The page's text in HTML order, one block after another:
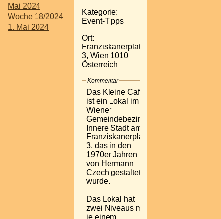
Mai 2024
Woche 18/2024
1. Mai 2024
Kategorie:
Event-Tipps
Ort:
Franziskanerplatz
3, Wien 1010
Österreich
Kommentar
Das Kleine Café
ist ein Lokal im 1.
Wiener
Gemeindebezirk
Innere Stadt am
Franziskanerplatz
3, das in den
1970er Jahren
von Hermann
Czech gestaltet
wurde.
Das Lokal hat
zwei Niveaus mit
je einem